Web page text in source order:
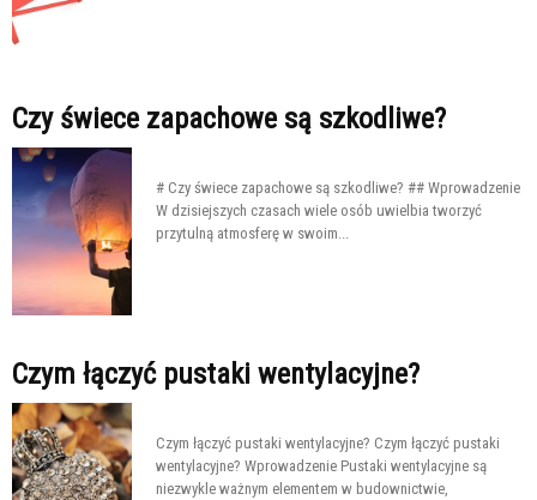
Czy świece zapachowe są szkodliwe?
# Czy świece zapachowe są szkodliwe? ## Wprowadzenie
W dzisiejszych czasach wiele osób uwielbia tworzyć
przytulną atmosferę w swoim...
Czym łączyć pustaki wentylacyjne?
Czym łączyć pustaki wentylacyjne? Czym łączyć pustaki
wentylacyjne? Wprowadzenie Pustaki wentylacyjne są
niezwykle ważnym elementem w budownictwie,